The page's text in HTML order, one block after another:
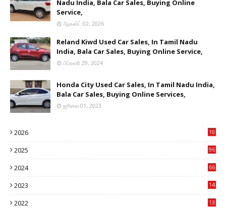
Nadu India, Bala Car Sales, Buying Online
Service,
ஆகஸ்ட் 02, 2026
Reland Kiwd Used Car Sales, In Tamil Nadu
India, Bala Car Sales, Buying Online Service,
பிப்ரவரி 29, 2024
Honda City Used Car Sales, In Tamil Nadu India,
Bala Car Sales, Buying Online Services,
ஜூலை 01, 2023
2026
10
2025
96
2024
66
2023
14
2022
13